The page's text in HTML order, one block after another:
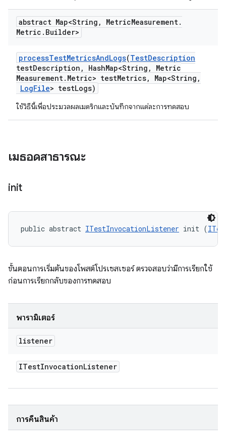
abstract Map<String , MetricMeasurement.
Metric . Builder>
processTestMetricsAndLogs(TestDescription
testDescription , HashMap<String ,
Metric
Measurement. Metric> testMetrics, Map<String ,
LogFile> testLogs)
ใช้วิธีนี้เพื่อประมวลผลเมตริกและบันทึกจากแต่ละการทดสอบ
เมธอดสาธารณะ
init
public abstract ITestInvocationListener init (
ขั้นตอนการเริ่มต้นของโพสต์โปรเซสเซอร์ ตรวจสอบว่ามีการเรียกใช้
ก่อนการเรียกกลับของการทดสอบ
พารามิเตอร์
listener
ITestInvocationListener
การคืนสินค้า